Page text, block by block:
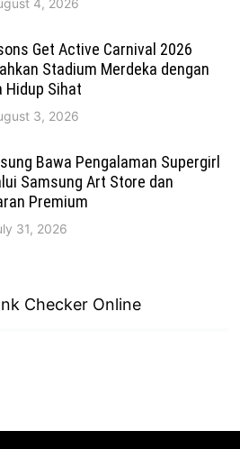
Get Active Carnival 2026
Stadium Merdeka dengan
Hidup Sihat
3, 2026
Bawa Pengalaman Supergirl
Samsung Art Store dan
Premium
31, 2026
Checker Online